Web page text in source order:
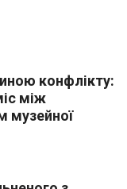
конфлікту:
між
музейної